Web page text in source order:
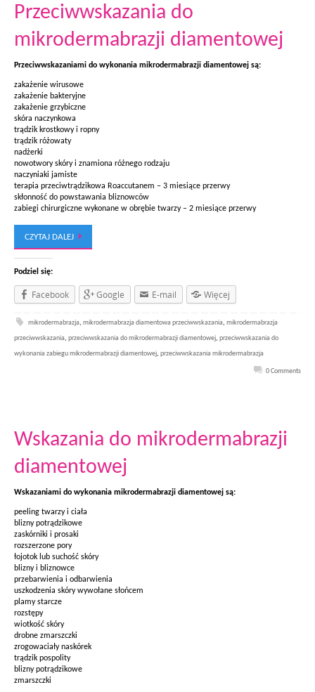
Przeciwwskazania do
mikrodermabrazji diamentowej
Przeciwwskazaniami do wykonania mikrodermabrazji diamentowej są:
zakażenie wirusowe
zakażenie bakteryjne
zakażenie grzybiczne
skóra naczynkowa
trądzik krostkowy i ropny
trądzik różowaty
nadżerki
nowotwory skóry i znamiona różnego rodzaju
naczyniaki jamiste
terapia przeciwtrądzikowa Roaccutanem – 3 miesiące przerwy
skłonność do powstawania bliznowców
zabiegi chirurgiczne wykonane w obrębie twarzy – 2 miesiące przerwy
CZYTAJ DALEJ
Podziel się:
Facebook Google E-mail Więcej
mikrodermabrazja,mikrodermabrazja diamentowa przeciwwskazania,mikrodermabrazja
przeciwwskazania, przeciwwskazania do mikrodermabrazji diamentowej, przeciwwskazania do
wykonania zabiegu mikrodermabrazji diamentowej, przeciwwskazania mikrodermabrazja
0 Comments
Wskazania do mikrodermabrazji
diamentowej
Wskazaniami do wykonania mikrodermabrazji diamentowej są:
peeling twarzy i ciała
blizny potrądzikowe
zaskórniki i prosaki
rozszerzone pory
łojotok lub suchość skóry
blizny i bliznowce
przebarwienia i odbarwienia
uszkodzenia skóry wywołane słońcem
plamy starcze
rozstępy
wiotkość skóry
drobne zmarszczki
zrogowaciały naskórek
trądzik pospolity
blizny potrądzikowe
zmarszczki